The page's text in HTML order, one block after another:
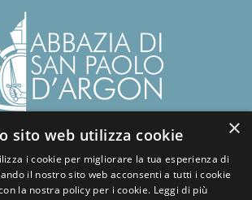
di San Paolo d'Argon
del Convento, 1 - 24060
Paolo d'Argon - BG
- fax: +39 035.4216417
×
sito web utilizza cookie
i cookie per migliorare la tua esperienza di
il nostro sito web acconsenti a tutti i cookie
la nostra policy per i cookie. Leggi di più